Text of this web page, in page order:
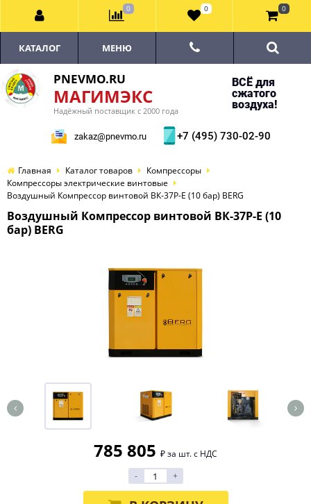
PNEVMO.RU
МАГИМЭКС
Надёжный поставщик с 2000 года
ВСЁ для
сжатого
воздуха!
zakaz@pnevmo.ru +7 (495) 730-02-90
КАТАЛОГ МЕНЮ
Главная Каталог товаров
Компрессоры
Компрессоры электрические винтовые
Воздушный Компрессор винтовой ВК-37Р-E (10 бар) BERG
Воздушный Компрессор винтовой ВК-37Р-E (10
бар) BERG
785 805 ₽ за шт. с НДС
-
+
0 0 0